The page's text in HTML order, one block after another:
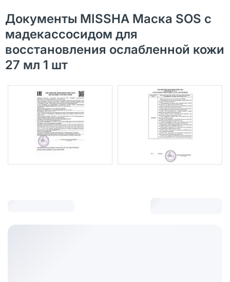
Документы MISSHA Маска SOS с
мадекассосидом для
восстановления ослабленной кожи
27 мл 1 шт